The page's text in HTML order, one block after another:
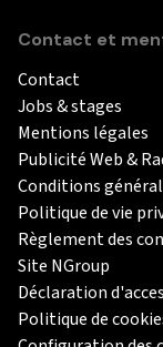
Contact et
Contact
Jobs & stages
Mentions légales
Publicité Web &
Conditions
Politique de vie
Règlement des
Site NGroup
Déclaration
Politique de